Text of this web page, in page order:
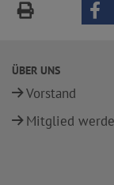
ÜBER UNS
Vorstand
Mitglied